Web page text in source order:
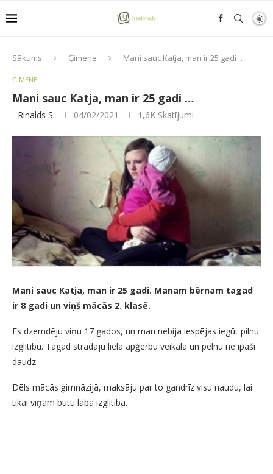
Sākums Ģimene Mani sauc Katja, man ir 25 gadi …
ĢIMENE
Mani sauc Katja, man ir 25 gadi …
- Rinalds S. 04/02/2021 1,6K Skatījumi
Mani sauc Katja, man ir 25 gadi. Manam bērnam tagad
ir 8 gadi un viņš mācās 2. klasē.
Es dzemdēju viņu 17 gados, un man nebija iespējas iegūt pilnu
izglītību. Tagad strādāju lielā apģērbu veikalā un pelnu ne īpaši
daudz.
Dēls mācās ģimnāzijā, maksāju par to gandrīz visu naudu, lai
tikai viņam būtu laba izglītība.